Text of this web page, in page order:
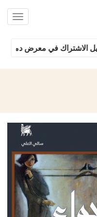
الاشتراك في معرض دمشق